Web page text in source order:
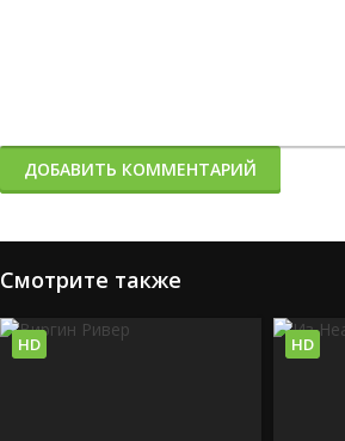
ДОБАВИТЬ КОММЕНТАРИЙ
Смотрите также
HD HD